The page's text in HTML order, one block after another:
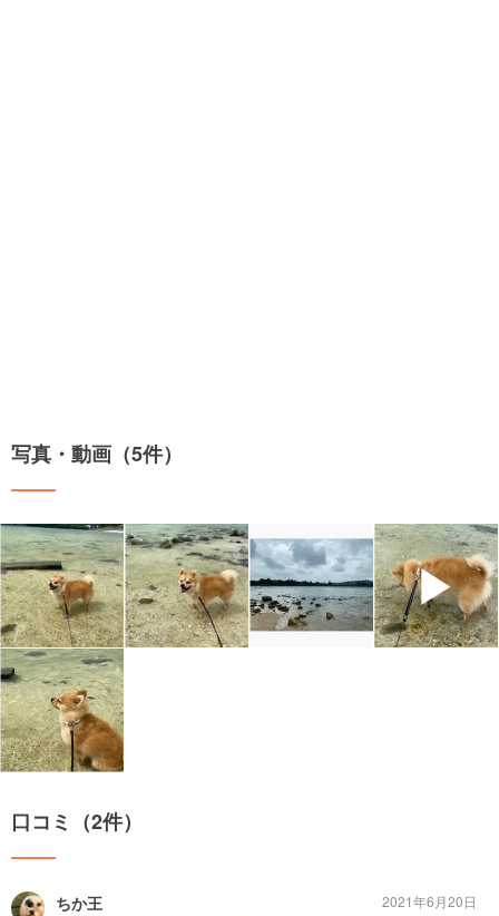
写真・動画（5件）
▶
口コミ（2件）
ちか王
2021年6月20日